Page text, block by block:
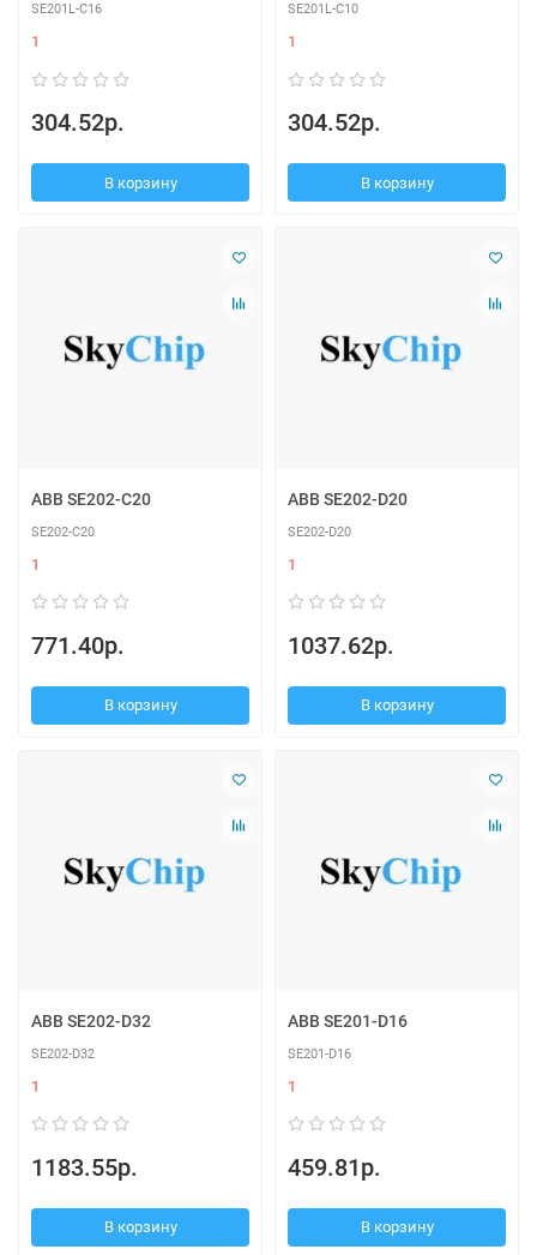
SE201L-C16
1
304.52р.
В корзину
SE201L-C10
1
304.52р.
В корзину
ABB SE202-C20
SE202-C20
1
771.40р.
В корзину
ABB SE202-D20
SE202-D20
1
1037.62р.
В корзину
ABB SE202-D32
SE202-D32
1
1183.55р.
В корзину
ABB SE201-D16
SE201-D16
1
459.81р.
В корзину